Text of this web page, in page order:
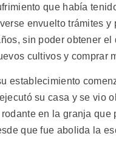
que había
envuelto trámites y
sin poder obtener el
cultivos y comprar
establecimiento
su casa y se vio
en la granja que
que fue abolida la